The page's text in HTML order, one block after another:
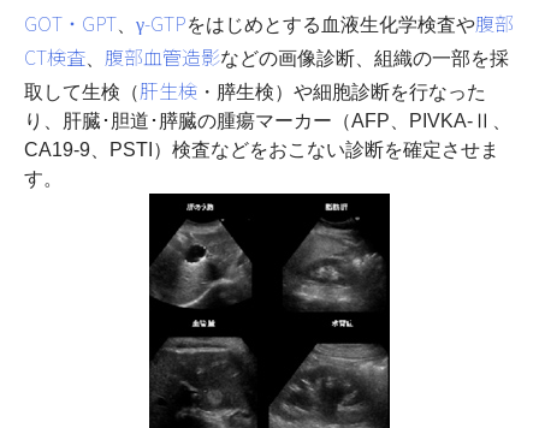
GOT・GPT、 γ-GTPをはじめとする血液生化学検査や腹部
CT検査、 腹部血管造影などの画像診断、組織の一部を採
取して生検（肝生検 ・膵生検）や細胞診断を行なった
り、肝臓･胆道･膵臓の腫瘍マーカー（AFP、PIVKA-Ⅱ、
CA19-9、PSTI）検査などをおこない診断を確定させま
す。